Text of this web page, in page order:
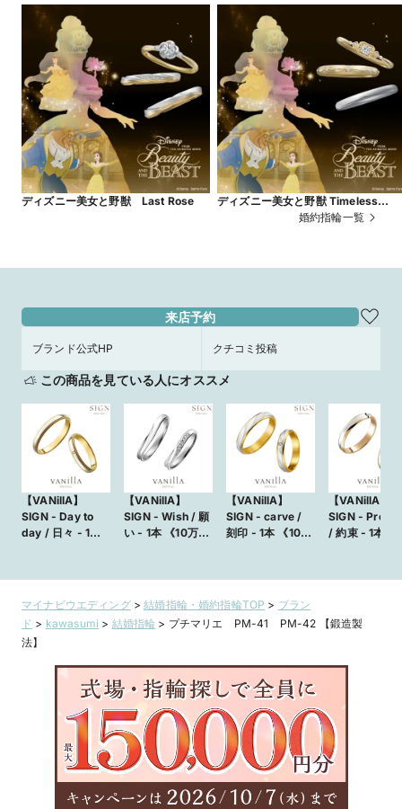
ディズニー美女と野獣 Last Rose
ディズニー美女と野獣 Timeless
Grace 数量・期間限定モデル
婚約指輪一覧
来店予約
ブランド公式HP クチコミ投稿
この商品を見ている人にオススメ
【VANillA】
SIGN - Day to
day / 日々 - 1本
【VANillA広島
店・福山本店】
【VANillA】
SIGN - Wish / 願
い - 1本 《10万円
広島店・福山本
店】
【VANillA】
SIGN - carve /
刻印 - 1本 《10万
【VANillA広島
店・福山本店】
【VANillA】
SIGN -
/ 約束 - 1本 《
【VANillA広島
マイナビウエディング>結婚指輪・婚約指輪TOP > ブラン
ド > kawasumi > 結婚指輪 > プチマリエ PM-41 PM-42 【鍛造製
法】